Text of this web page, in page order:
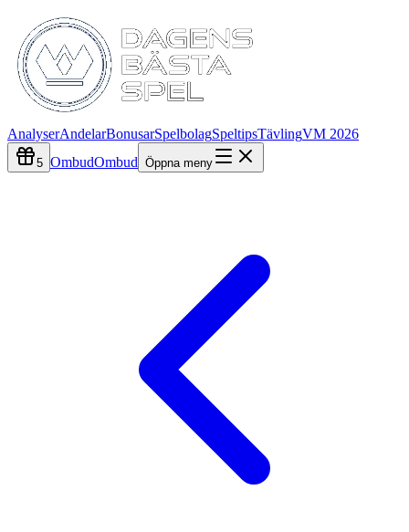
AnalyserAndelarBonusarSpelbolagSpeltipsTävlingVM 2026
5 OmbudOmbud Öppna meny